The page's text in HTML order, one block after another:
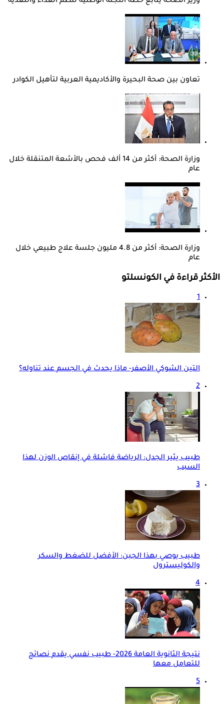
تعاون بين صحة البحيرة والأكاديمية العربية لتأهيل الكوادر
وزارة الصحة: أكثر من 14 ألف فحص بالأشعة المتنقلة خلال
عام
وزارة الصحة: أكثر من 4.8 مليون جلسة علاج طبيعي خلال
عام
الأكثر قراءة في الكونسلتو
1
التين الشوكي الأصفر- ماذا يحدث في الجسم عند تناوله؟
2
طبيب يثير الجدل: الرياضة فاشلة في إنقاص الوزن لهذا
السبب
3
طبيب يوصي بهذا الجبن: الأفضل للضغط والسكر
والكوليسترول
4
نتيجة الثانوية العامة 2026- طبيب نفسي يقدم نصائح
للتعامل معها
5